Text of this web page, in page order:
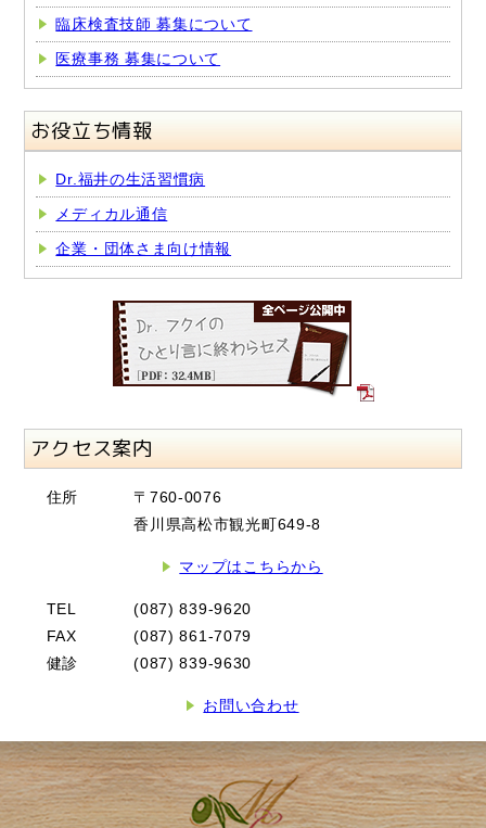
臨床検査技師 募集について
医療事務 募集について
お役立ち情報
Dr.福井の生活習慣病
メディカル通信
企業・団体さま向け情報
アクセス案内
住所
〒760-0076
香川県高松市観光町649-8
マップはこちらから
TEL
(087) 839-9620
FAX
(087) 861-7079
健診
(087) 839-9630
お問い合わせ